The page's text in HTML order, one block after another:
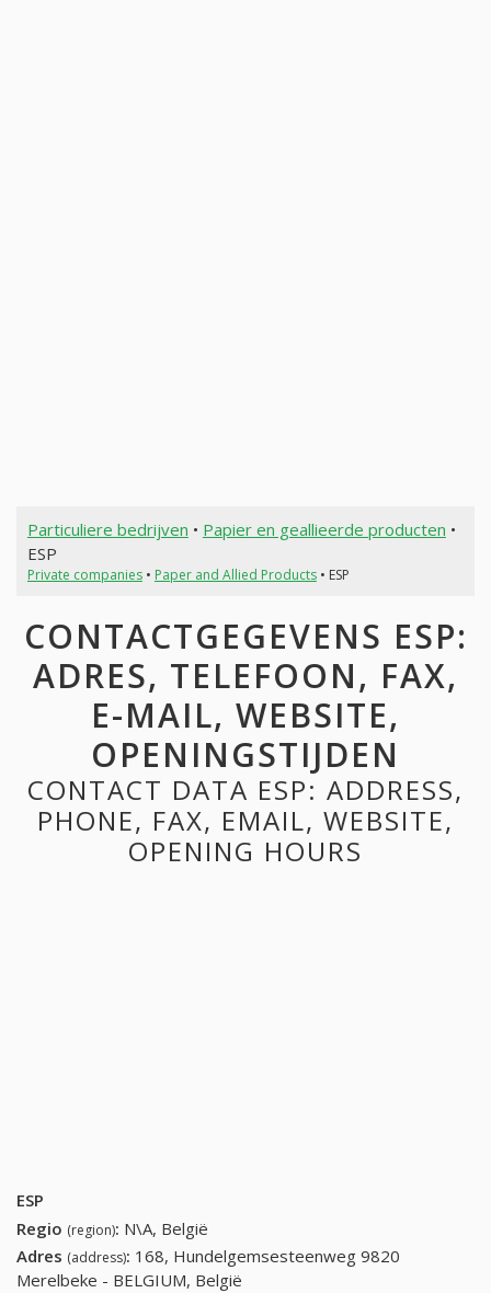
Particuliere bedrijven • Papier en geallieerde producten •
ESP
Private companies• Paper and Allied Products• ESP
CONTACTGEGEVENS ESP:
ADRES, TELEFOON, FAX,
E-MAIL, WEBSITE,
OPENINGSTIJDEN
CONTACT DATA ESP: ADDRESS,
PHONE, FAX, EMAIL, WEBSITE,
OPENING HOURS
ESP
Regio (region): N\A, België
Adres (address): 168, Hundelgemsesteenweg 9820
Merelbeke - BELGIUM, België